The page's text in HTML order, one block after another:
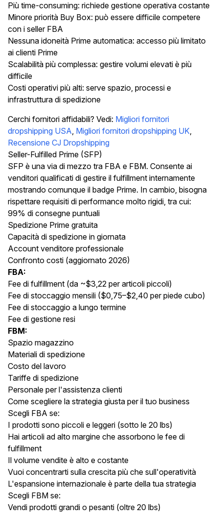
Più time-consuming: richiede gestione operativa costante
Minore priorità Buy Box: può essere difficile competere
con i seller FBA
Nessuna idoneità Prime automatica: accesso più limitato
ai clienti Prime
Scalabilità più complessa: gestire volumi elevati è più
difficile
Costi operativi più alti: serve spazio, processi e
infrastruttura di spedizione
Cerchi fornitori affidabili? Vedi: Migliori fornitori
dropshipping USA, Migliori fornitori dropshipping UK,
Recensione CJ Dropshipping
Seller-Fulfilled Prime (SFP)
SFP è una via di mezzo tra FBA e FBM. Consente ai
venditori qualificati di gestire il fulfillment internamente
mostrando comunque il badge Prime. In cambio, bisogna
rispettare requisiti di performance molto rigidi, tra cui:
99% di consegne puntuali
Spedizione Prime gratuita
Capacità di spedizione in giornata
Account venditore professionale
Confronto costi (aggiornato 2026)
FBA:
Fee di fulfillment (da ~$3,22 per articoli piccoli)
Fee di stoccaggio mensili ($0,75–$2,40 per piede cubo)
Fee di stoccaggio a lungo termine
Fee di gestione resi
FBM:
Spazio magazzino
Materiali di spedizione
Costo del lavoro
Tariffe di spedizione
Personale per l'assistenza clienti
Come scegliere la strategia giusta per il tuo business
Scegli FBA se:
I prodotti sono piccoli e leggeri (sotto le 20 lbs)
Hai articoli ad alto margine che assorbono le fee di
fulfillment
Il volume vendite è alto e costante
Vuoi concentrarti sulla crescita più che sull'operatività
L'espansione internazionale è parte della tua strategia
Scegli FBM se:
Vendi prodotti grandi o pesanti (oltre 20 lbs)